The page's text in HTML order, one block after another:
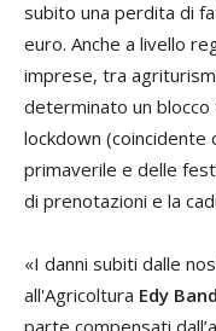
subito una perdita di
euro. Anche a livello
imprese, tra
determinato un
lockdown (coincidente
primaverile e delle
di prenotazioni e la
«I danni subiti dalle
all'Agricoltura Edy